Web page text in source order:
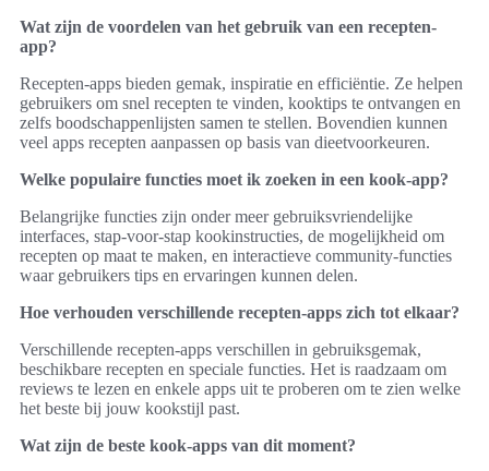
Wat zijn de voordelen van het gebruik van een recepten-
app?
Recepten-apps bieden gemak, inspiratie en efficiëntie. Ze helpen
gebruikers om snel recepten te vinden, kooktips te ontvangen en
zelfs boodschappenlijsten samen te stellen. Bovendien kunnen
veel apps recepten aanpassen op basis van dieetvoorkeuren.
Welke populaire functies moet ik zoeken in een kook-app?
Belangrijke functies zijn onder meer gebruiksvriendelijke
interfaces, stap-voor-stap kookinstructies, de mogelijkheid om
recepten op maat te maken, en interactieve community-functies
waar gebruikers tips en ervaringen kunnen delen.
Hoe verhouden verschillende recepten-apps zich tot elkaar?
Verschillende recepten-apps verschillen in gebruiksgemak,
beschikbare recepten en speciale functies. Het is raadzaam om
reviews te lezen en enkele apps uit te proberen om te zien welke
het beste bij jouw kookstijl past.
Wat zijn de beste kook-apps van dit moment?